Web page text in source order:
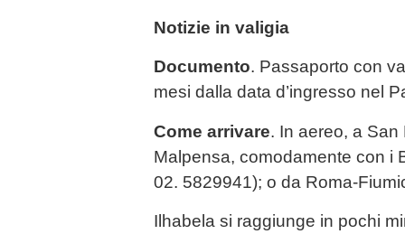
Notizie in valigia
Documento. Passaporto con
mesi dalla data d’ingresso nel
Come arrivare. In aereo, a
Malpensa, comodamente con i
02. 5829941); o da Roma-
Ilhabela si raggiunge in pochi